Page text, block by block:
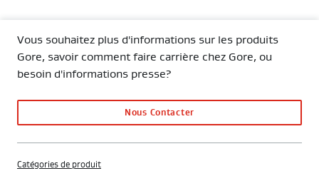
Vous souhaitez plus d'informations sur les produits
Gore, savoir comment faire carrière chez Gore, ou
besoin d'informations presse?
Nous Contacter
Catégories de produit